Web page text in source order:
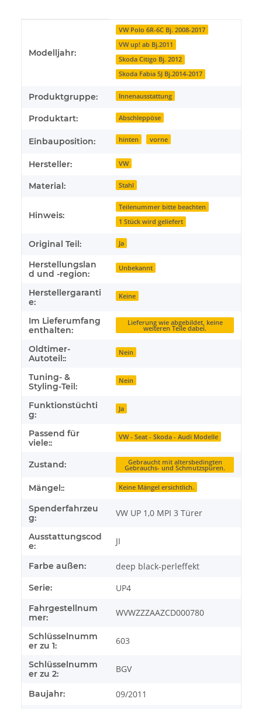
Modelljahr:
VW Polo 6R-6C Bj. 2008-2017
VW up! ab Bj.2011
Skoda Citigo Bj. 2012
Skoda Fabia 5J Bj.2014-2017
Produktgruppe: Innenausstattung
Produktart: Abschleppöse
Einbauposition: hinten vorne
Hersteller: VW
Material: Stahl
Hinweis:
Teilenummer bitte beachten
1 Stück wird geliefert
Original Teil: Ja
Herstellungslan
d und -region:
Unbekannt
Herstellergaranti
e:
Keine
Im Lieferumfang
enthalten:
Lieferung wie abgebildet, keine
weiteren Teile dabei.
Oldtimer-
Autoteil::
Nein
Tuning- &
Styling-Teil:
Nein
Funktionstüchti
g:
Ja
Passend für
viele::
VW - Seat - Skoda - Audi Modelle
Zustand: Gebraucht mit altersbedingten
Gebrauchs- und Schmutzspuren.
Mängel:: Keine Mängel ersichtlich.
Spenderfahrzeu
g:
VW UP 1,0 MPI 3 Türer
Ausstattungscod
e:
JI
Farbe außen: deep black-perleffekt
Serie: UP4
Fahrgestellnum
mer:
WVWZZZAAZCD000780
Schlüsselnumm
er zu 1:
603
Schlüsselnumm
er zu 2:
BGV
Baujahr: 09/2011